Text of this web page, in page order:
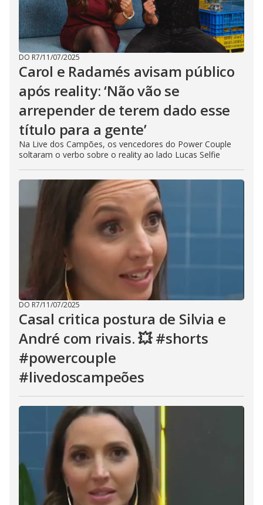
DO R7/11/07/2025
Carol e Radamés avisam público
após reality: ‘Não vão se
arrepender de terem dado esse
título para a gente’
Na Live dos Campões, os vencedores do Power Couple
soltaram o verbo sobre o reality ao lado Lucas Selfie
DO R7/11/07/2025
Casal critica postura de Silvia e
André com rivais. 💥 #shorts
#powercouple
#livedoscampeões